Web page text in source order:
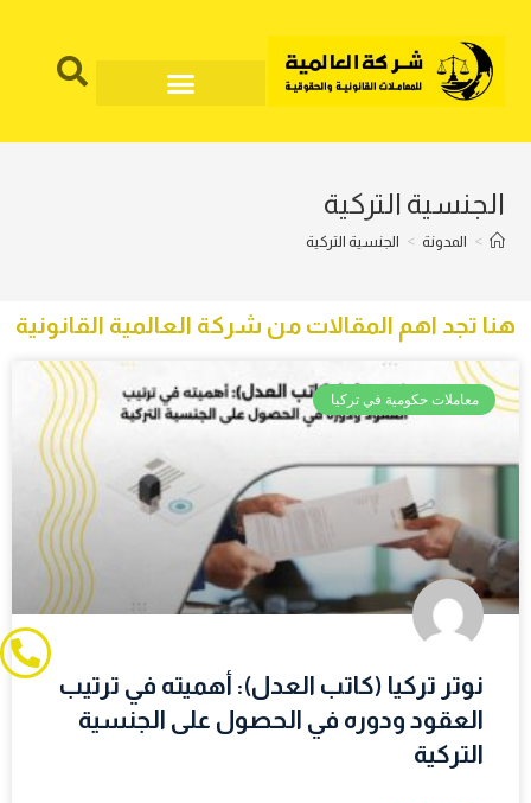
الجنسية التركية
> المدونة > الجنسية التركية
هنا تجد اهم المقالات من شركة العالمية القانونية
معاملات حكومية في تركيا
نوتر تركيا (كاتب العدل): أهميته في ترتيب
العقود ودوره في الحصول على الجنسية
التركية